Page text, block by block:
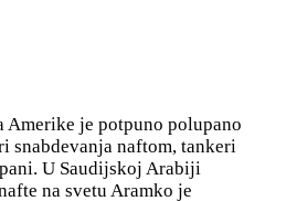
Amerike je potpuno polupano
snabdevanja naftom, tankeri
U Saudijskoj Arabiji
na svetu Aramko je